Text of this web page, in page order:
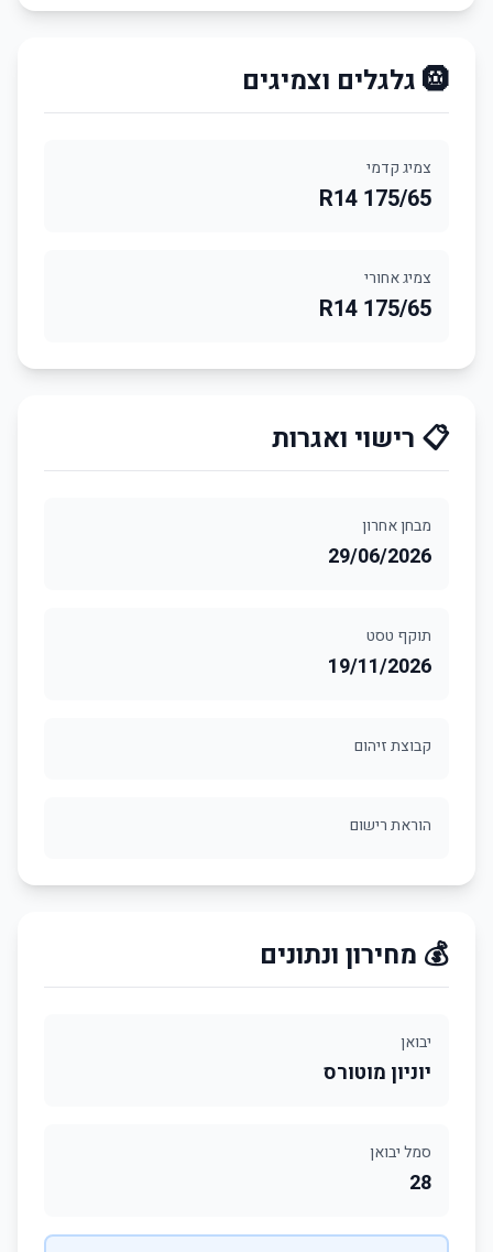
🛞 גלגלים וצמיגים
צמיג קדמי
175/65 R14
צמיג אחורי
175/65 R14
📋 רישוי ואגרות
מבחן אחרון
29/06/2026
תוקף טסט
19/11/2026
קבוצת זיהום
הוראת רישום
💰 מחירון ונתונים
יבואן
יוניון מוטורס
סמל יבואן
28